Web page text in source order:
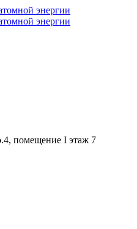
помещение I этаж 7